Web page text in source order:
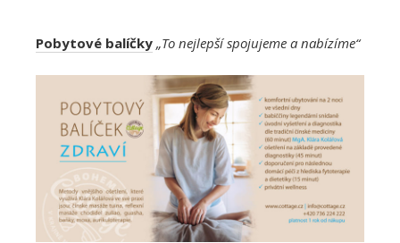
Pobytové balíčky „To nejlepší spojujeme a nabízíme“